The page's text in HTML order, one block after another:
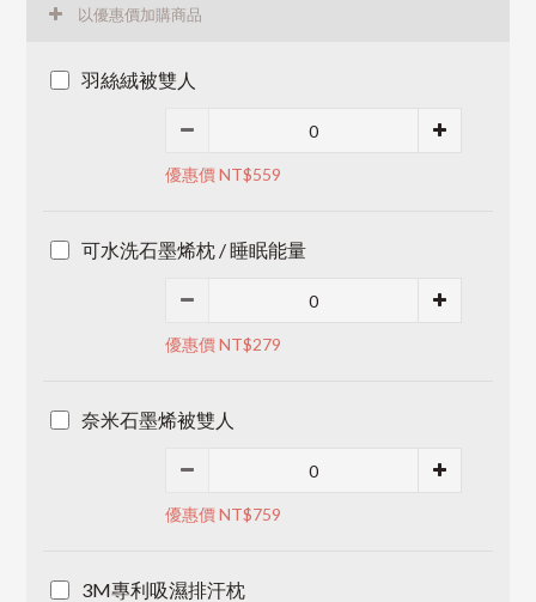
以優惠價加購商品
羽絲絨被雙人
優惠價 NT$559
可水洗石墨烯枕 / 睡眠能量
優惠價 NT$279
奈米石墨烯被雙人
優惠價 NT$759
3M專利吸濕排汗枕